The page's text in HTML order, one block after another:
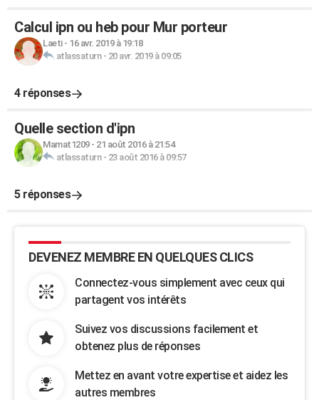
Calcul ipn ou heb pour Mur porteur
Laeti- 16 avr. 2019 à 19:18
atlassaturn- 20 avr. 2019 à 09:05
4 réponses
Quelle section d'ipn
Mamat1209- 21 août 2016 à 21:54
atlassaturn- 23 août 2016 à 09:57
5 réponses
DEVENEZ MEMBRE EN QUELQUES CLICS
Connectez-vous simplement avec ceux qui
partagent vos intérêts
Suivez vos discussions facilement et
obtenez plus de réponses
Mettez en avant votre expertise et aidez les
autres membres